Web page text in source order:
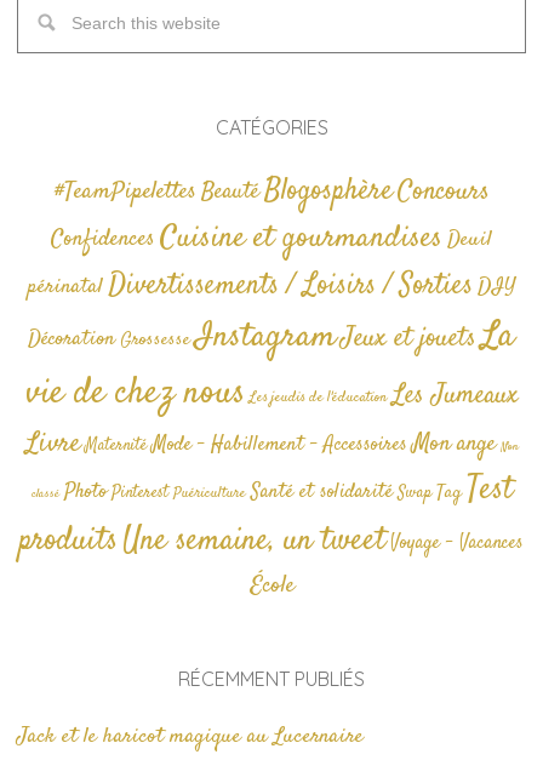
CATÉGORIES
#TeamPipelettesBeautéBlogosphèreConcours
Confidences Cuisine et gourmandises Deuil
périnatalDivertissements / Loisirs / SortiesDIY
Décoration GrossesseInstagramJeux et jouetsLa
vie de chez nous Les jeudis de l'éducation Les Jumeaux
Livre Maternité Mode - Habillement - AccessoiresMon ange Non
classé Photo Pinterest Puériculture Santé et solidarité Swap TagTest
produitsUne semaine, un tweetVoyage - Vacances
École
RÉCEMMENT PUBLIÉS
Jack et le haricot magique au Lucernaire